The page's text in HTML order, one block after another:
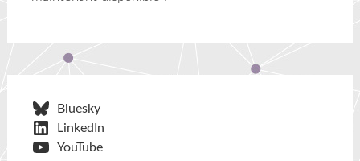
Bluesky
LinkedIn
YouTube